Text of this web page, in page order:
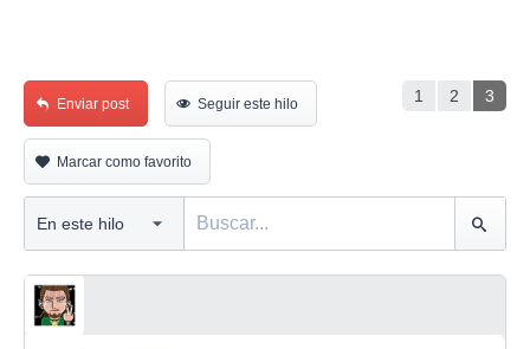
1 2 3
Enviar post Seguir este hilo
Marcar como favorito